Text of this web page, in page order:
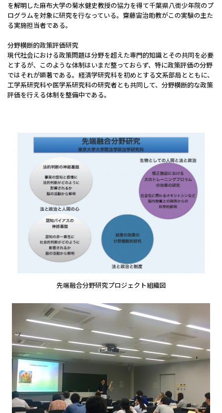
を解明した麻布大学の菊水健史教授の協力を得て千葉県八街少年院のプ
ログラムを対象に研究を行なっている。齋藤宙治助教がこの実験の主た
る実施担当者である。
分野横断的政策評価研究
現代社会における政策問題は分野を超えた専門的知識とその共同を必要
とするが、このような体制はいまだ整っておらず、特に政策評価の分野
ではそれが顕著である。経済学研究科を初めとする文系部局とともに、
工学系研究科や医学系研究科の研究者とも共同して、分野横断的な政策
評価を行える体制を整備中である。
先端融合分野研究プロジェクト組織図